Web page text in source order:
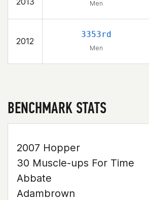
Men
2012
3353rd
Men
BENCHMARK STATS
2007 Hopper
30 Muscle-ups For Time
Abbate
Adambrown